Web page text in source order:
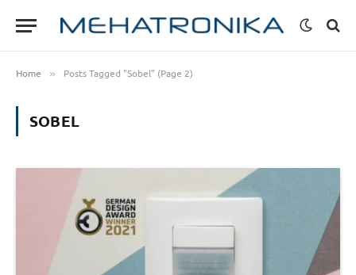
Home » Posts Tagged "Sobel" (Page 2)
SOBEL